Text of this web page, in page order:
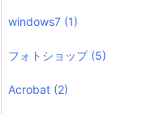
windows7 (1)
フォトショップ (5)
Acrobat (2)